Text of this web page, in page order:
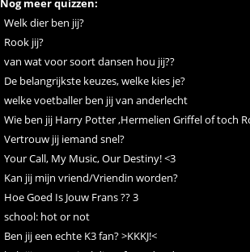
Nog meer quizzen:
Welk dier ben jij?
Rook jij?
van wat voor soort dansen hou jij??
De belangrijkste keuzes, welke kies je?
welke voetballer ben jij van anderlecht
Wie ben jij Harry Potter ,Hermelien Griffel of toch
Vertrouw jij iemand snel?
Your Call, My Music, Our Destiny! <3
Kan jij mijn vriend/Vriendin worden?
Hoe Goed Is Jouw Frans ?? 3
school: hot or not
Ben jij een echte K3 fan? >KKKJ!<